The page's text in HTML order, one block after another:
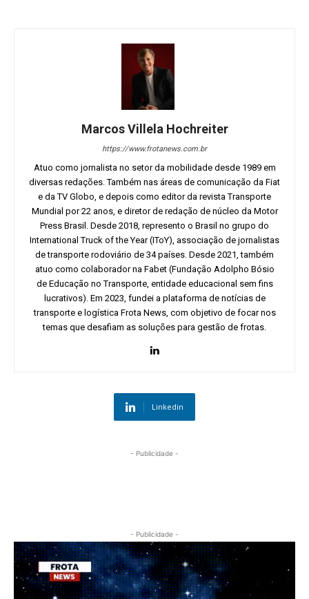
Marcos Villela Hochreiter
https://www.frotanews.com.br
Atuo como jornalista no setor da mobilidade desde 1989 em
diversas redações. Também nas áreas de comunicação da Fiat
e da TV Globo, e depois como editor da revista Transporte
Mundial por 22 anos, e diretor de redação de núcleo da Motor
Press Brasil. Desde 2018, represento o Brasil no grupo do
International Truck of the Year (IToY), associação de jornalistas
de transporte rodoviário de 34 países. Desde 2021, também
atuo como colaborador na Fabet (Fundação Adolpho Bósio
de Educação no Transporte, entidade educacional sem fins
lucrativos). Em 2023, fundei a plataforma de notícias de
transporte e logística Frota News, com objetivo de focar nos
temas que desafiam as soluções para gestão de frotas.
Linkedin
- Publicidade -
- Publicidade -